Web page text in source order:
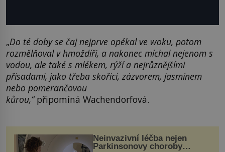
„Do té doby se čaj nejprve opékal ve woku, potom
rozmělňoval v hmoždíři, a nakonec míchal nejenom s
vodou, ale také s mlékem, rýží a nejrůznějšími
přísadami, jako třeba skořicí, zázvorem, jasmínem
nebo pomerančovou
kůrou,“připomíná Wachendorfová.
Neinvazivní léčba nejen
Parkinsonovy choroby